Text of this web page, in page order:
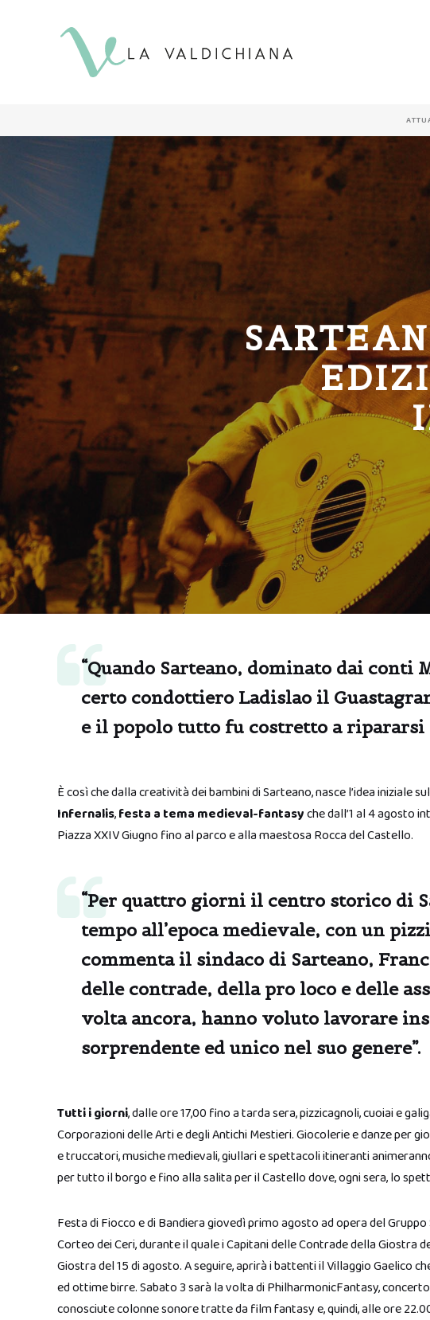
“Quando Sarteano, dominato dai conti
certo condottiero Ladislao il
e il popolo tutto fu costretto a ripararsi
È così che dalla creatività dei bambini di Sarteano, nasce l’idea iniziale
Infernalis,festa a tema medieval-fantasyche dall’1 al 4 agosto
Piazza XXIV Giugno fino al parco e alla maestosa Rocca del Castello.
“Per quattro giorni il centro storico di
tempo all’epoca medievale, con un
commenta il sindaco di Sarteano,
delle contrade, della pro loco e delle
volta ancora, hanno voluto lavorare
sorprendente ed unico nel suo genere”.
Tutti i giorni, dalle ore 17,00 fino a tarda sera, pizzicagnoli, cuoiai e
Corporazioni delle Arti e degli Antichi Mestieri. Giocolerie e danze per
e truccatori, musiche medievali, giullari e spettacoli itineranti
per tutto il borgo e fino alla salita per il Castello dove, ogni sera, lo
Festa di Fiocco e di Bandiera giovedì primo agosto ad opera del
Corteo dei Ceri, durante il quale i Capitani delle Contrade della Giostra
Giostra del 15 di agosto. A seguire, aprirà i battenti il Villaggio Gaelico
ed ottime birre. Sabato 3 sarà la volta di PhilharmonicFantasy,
conosciute colonne sonore tratte da film fantasy e, quindi, alle ore